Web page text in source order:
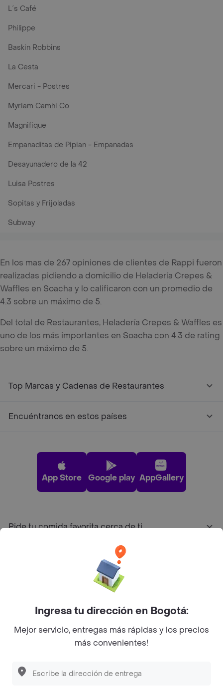
L´s Café
Philippe
Baskin Robbins
La Cesta
Mercari - Postres
Myriam Camhi Co
Magnifique
Empanaditas de Pipian - Empanadas
Desayunadero de la 42
Luisa Postres
Sopitas y Frijoladas
Subway
En los mas de 267 opiniones de clientes de Rappi fueron
realizadas pidiendo a domicilio de Heladería Crepes &
Waffles en Soacha y lo calificaron con un promedio de
4.3 sobre un máximo de 5.
Del total de Restaurantes, Heladería Crepes & Waffles es
uno de los más importantes en Soacha con 4.3 de rating
sobre un máximo de 5.
Top Marcas y Cadenas de Restaurantes
Encuéntranos en estos países
App Store Google play AppGallery
Pide tu comida favorita cerca de ti
Sobre Rappi
Facebook
Twitter
Instagram
©2026Rappi Inc. All rights reserved.
Ingresa tu dirección en Bogotá:
Mejor servicio, entregas más rápidas y los precios
más convenientes!